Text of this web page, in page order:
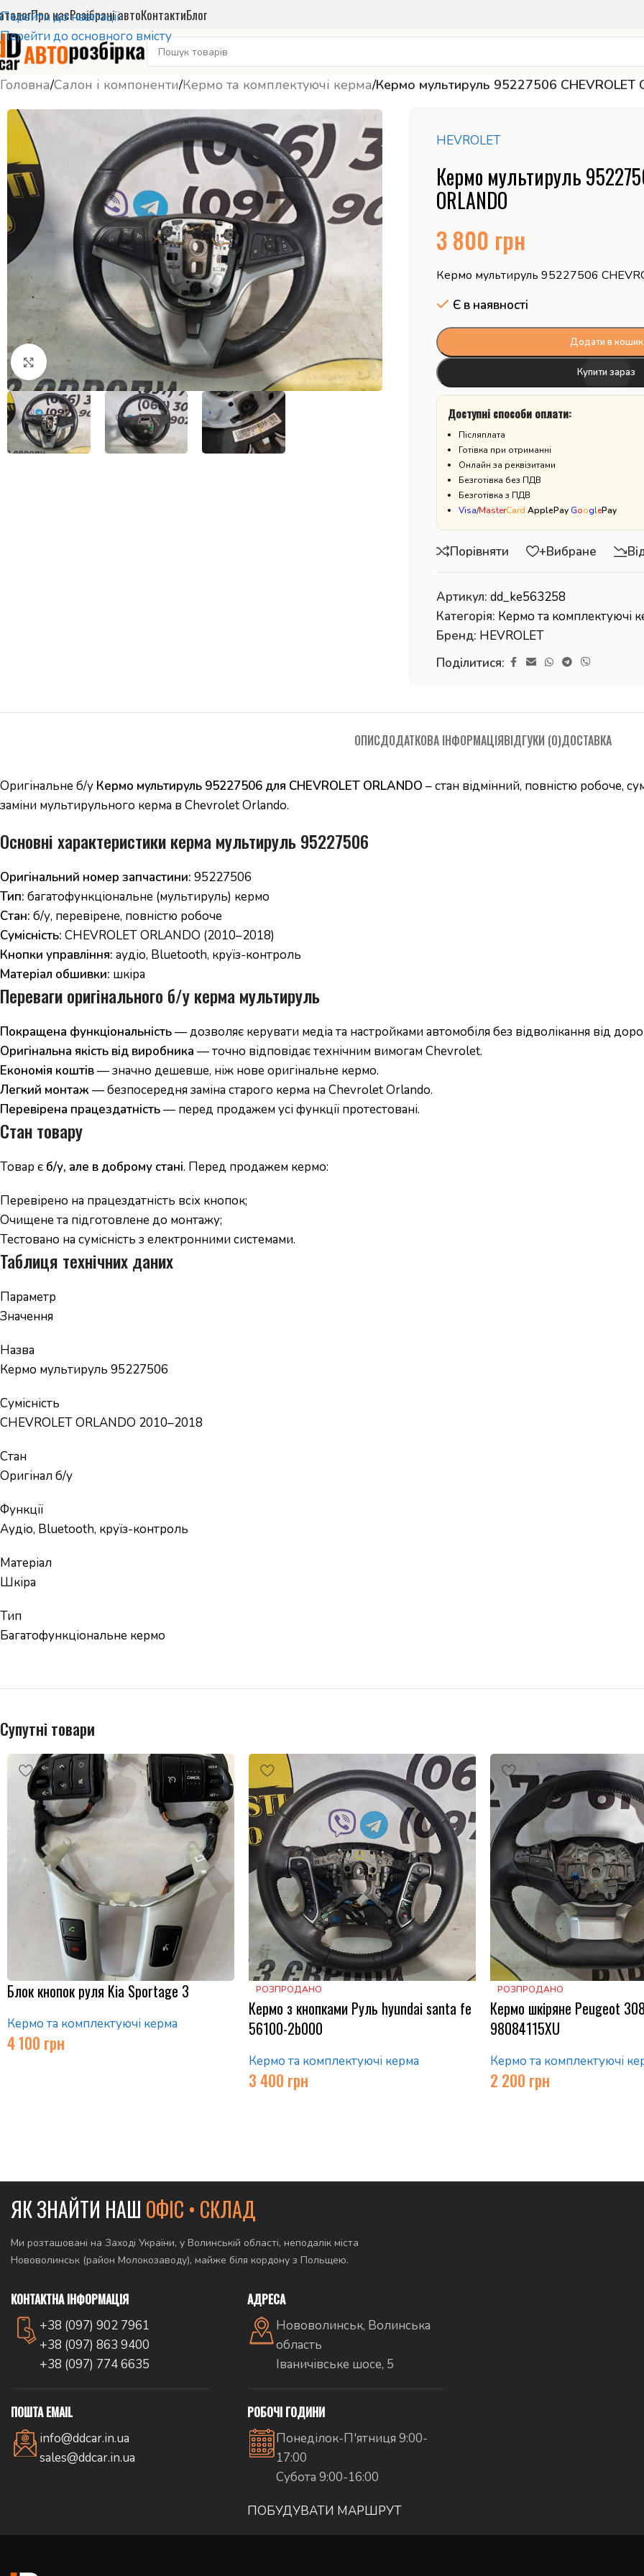
Перейти до навігації
Перейти до основного вмісту
Про насРозібрані автоКонтактиБлог
Головна/Салон і компоненти/Кермо та комплектуючі керма/Кермо мультируль 95227506 CHEVROLET
Натисніть, щоб збільшити
HEVROLET
Кермо мультируль
ORLANDO
3 800 грн
Кермо мультируль 95227506
Є в наявності
Додати в кошик
Купити зараз
Доступні способи оплати:
Післяплата
Готівка при отриманні
Онлайн за реквізитами
Безготівка без ПДВ
Безготівка з ПДВ
Visa/MasterCard ApplePay GooglePay
Порівняти +Вибране
Артикул:dd_ke563258
Категорія: Кермо та комплектуючі
Бренд: HEVROLET
Поділитися:
ОПИСДОДАТКОВА ІНФОРМАЦІЯВІДГУКИ (0)ДОСТАВКА
Оригінальне б/у Кермо мультируль 95227506 для CHEVROLET ORLANDO – стан відмінний, повністю робоче,
заміни мультирульного керма в Chevrolet Orlando.
Основні характеристики керма мультируль 95227506
Оригінальний номер запчастини: 95227506
Тип: багатофункціональне (мультируль) кермо
Стан: б/у, перевірене, повністю робоче
Сумісність: CHEVROLET ORLANDO (2010–2018)
Кнопки управління: аудіо, Bluetooth, круїз-контроль
Матеріал обшивки: шкіра
Переваги оригінального б/у керма мультируль
Покращена функціональність— дозволяє керувати медіа та настройками автомобіля без відволікання від
Оригінальна якість від виробника — точно відповідає технічним вимогам Chevrolet.
Економія коштів— значно дешевше, ніж нове оригінальне кермо.
Легкий монтаж— безпосередня заміна старого керма на Chevrolet Orlando.
Перевірена працездатність— перед продажем усі функції протестовані.
Стан товару
Товар є б/у, але в доброму стані. Перед продажем кермо:
Перевірено на працездатність всіх кнопок;
Очищене та підготовлене до монтажу;
Тестовано на сумісність з електронними системами.
Таблиця технічних даних
Параметр
Значення
Назва
Кермо мультируль 95227506
Сумісність
CHEVROLET ORLANDO 2010–2018
Стан
Оригінал б/у
Функції
Аудіо, Bluetooth, круїз-контроль
Матеріал
Шкіра
Тип
Багатофункціональне кермо
Супутні товари
Блок кнопок руля Kia Sportage 3
Кермо та комплектуючі керма
4 100 грн
РОЗПРОДАНО
Кермо з кнопками Руль hyundai santa fe
56100-2b000
Кермо та комплектуючі керма
3 400 грн
РОЗПРОДАНО
Кермо шкіряне Peugeot
98084115XU
Кермо та комплектуючі
2 200 грн
ЯК ЗНАЙТИ НАШ ОФІС • СКЛАД
Ми розташовані на Заході України, у Волинській області, неподалік міста
Нововолинськ (район Молокозаводу), майже біля кордону з Польщею.
КОНТАКТНА ІНФОРМАЦІЯ
+38 (097) 902 7961
+38 (097) 863 9400
+38 (097) 774 6635
ПОШТА EMAIL
info@ddcar.in.ua
sales@ddcar.in.ua
АДРЕСА
Нововолинськ, Волинська
область
Іваничівське шосе, 5
РОБОЧІ ГОДИНИ
Понеділок-П'ятниця 9:00-
17:00
Субота 9:00-16:00
ПОБУДУВАТИ МАРШРУТ